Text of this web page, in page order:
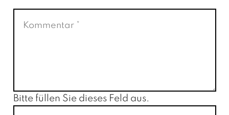
Bitte füllen Sie dieses Feld aus.